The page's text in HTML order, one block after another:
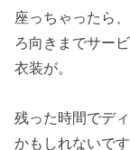
座っちゃったら
ろ向きまでサー
衣装が。
残った時間でデ
かもしれないで